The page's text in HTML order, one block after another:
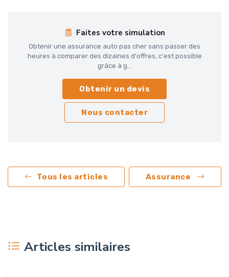
Faites votre simulation
Obtenir une assurance auto pas cher sans passer des
heures à comparer des dizaines d'offres, c'est possible
grâce à g...
Obtenir un devis
Nous contacter
Tous les articles Assurance
Articles similaires